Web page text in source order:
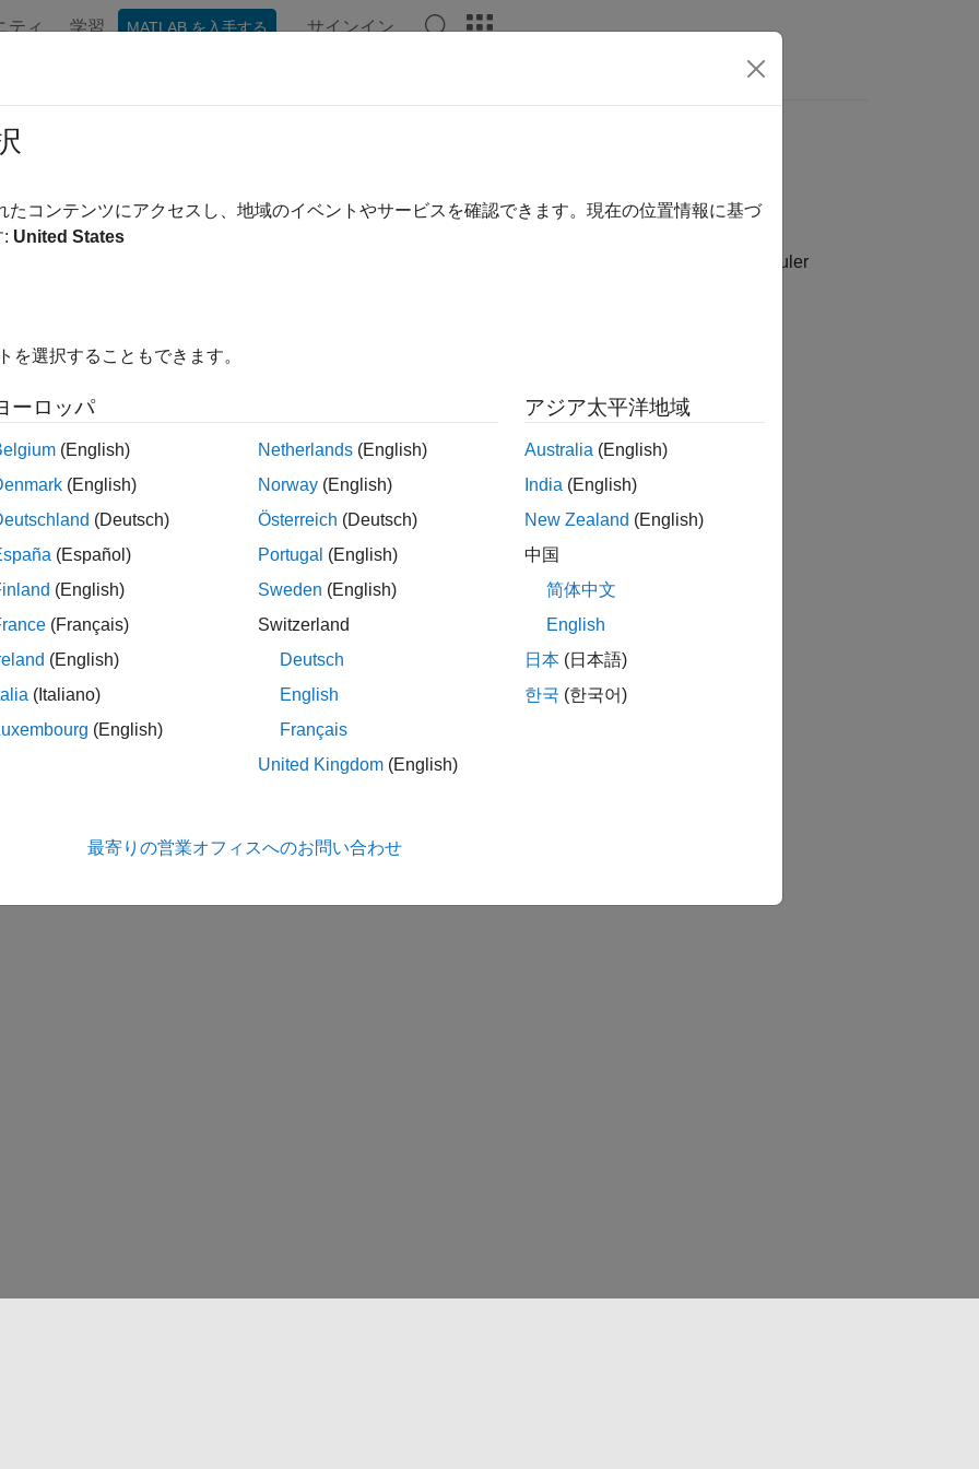
ティ 学習 MATLAB を入手する サインイン
Task Overruns
detect task overruns
Hardware Implementation / Hardware board settings / Operating System/Scheduler
the execution of the current loop fails to complete within the current time step.
|
on
Use
History
in R2014b
たコンテンツにアクセスし、地域のイベントやサービスを確認できます。現在の位置情報に基づ
: United States
を選択することもできます。
ーロッパ
(English)
(English)
(Deutsch)
(Español)
(English)
(Français)
(English)
(Italiano)
(English)
Netherlands (English)
Norway (English)
Österreich (Deutsch)
Portugal (English)
Sweden (English)
Switzerland
Deutsch
English
Français
United Kingdom (English)
アジア太平洋地域
Australia (English)
India (English)
New Zealand (English)
中国
简体中文
English
日本 (日本語)
한국 (한국어)
最寄りの営業オフィスへのお問い合わせ